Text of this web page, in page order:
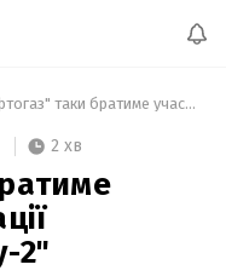
"Нафтогаз" таки братиме участь у сертифікації "Північного потоку-2"
2 хв
2"